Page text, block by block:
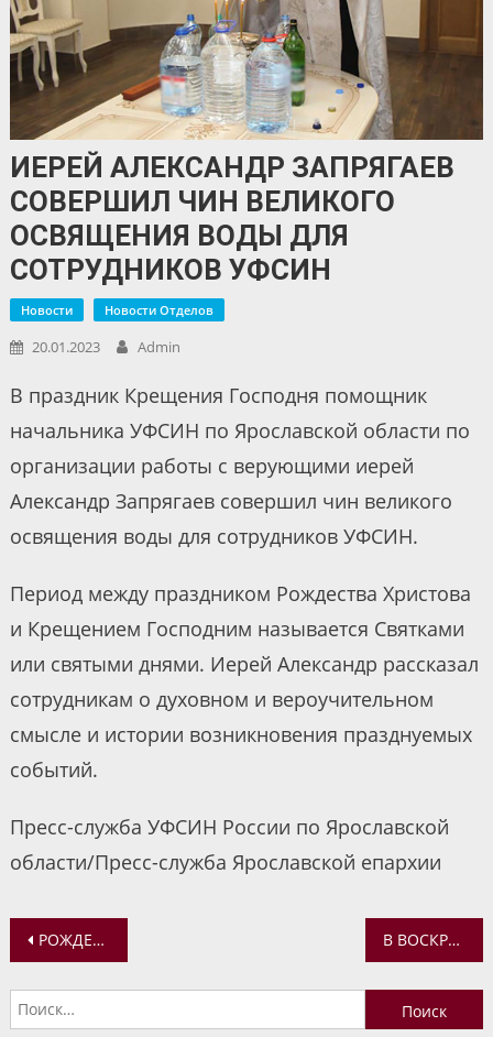
ИЕРЕЙ АЛЕКСАНДР ЗАПРЯГАЕВ
СОВЕРШИЛ ЧИН ВЕЛИКОГО
ОСВЯЩЕНИЯ ВОДЫ ДЛЯ
СОТРУДНИКОВ УФСИН
Новости Новости Отделов
20.01.2023 Admin
В праздник Крещения Господня помощник
начальника УФСИН по Ярославской области по
организации работы с верующими иерей
Александр Запрягаев совершил чин великого
освящения воды для сотрудников УФСИН.
Период между праздником Рождества Христова
и Крещением Господним называется Святками
или святыми днями. Иерей Александр рассказал
сотрудникам о духовном и вероучительном
смысле и истории возникновения празднуемых
событий.
Пресс-служба УФСИН России по Ярославской
области/Пресс-служба Ярославской епархии
Навигация
по
записям
РОЖДЕСТВЕНСКАЯ ЕЛКА В ВОСКРЕСНОЙ ШКОЛЕ ВОСКРЕСЕНСКОГО ХРАМА С. ВЯТСКОЕ В ВОСКРЕСНОЙ ШКОЛЕ СПАСО-АФАНАСИЕВСКОГО МОНАСТЫРЯ ПРОШЕЛ РОЖДЕСТВЕНСКИЙ ПРАЗДНИК
Найти: